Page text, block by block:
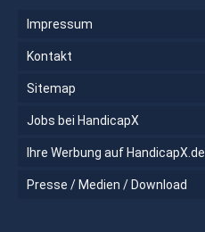
Impressum
Kontakt
Sitemap
Jobs bei HandicapX
Ihre Werbung auf HandicapX.de
Presse / Medien / Download